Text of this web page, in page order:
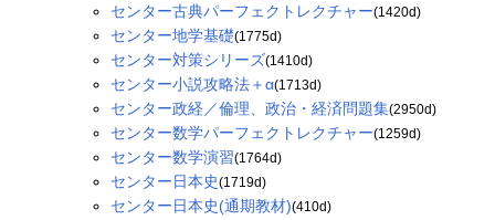
センター古典パーフェクトレクチャー(1420d)
センター地学基礎(1775d)
センター対策シリーズ(1410d)
センター小説攻略法＋α(1713d)
センター政経／倫理、政治・経済問題集(2950d)
センター数学パーフェクトレクチャー(1259d)
センター数学演習(1764d)
センター日本史(1719d)
センター日本史(通期教材)(410d)